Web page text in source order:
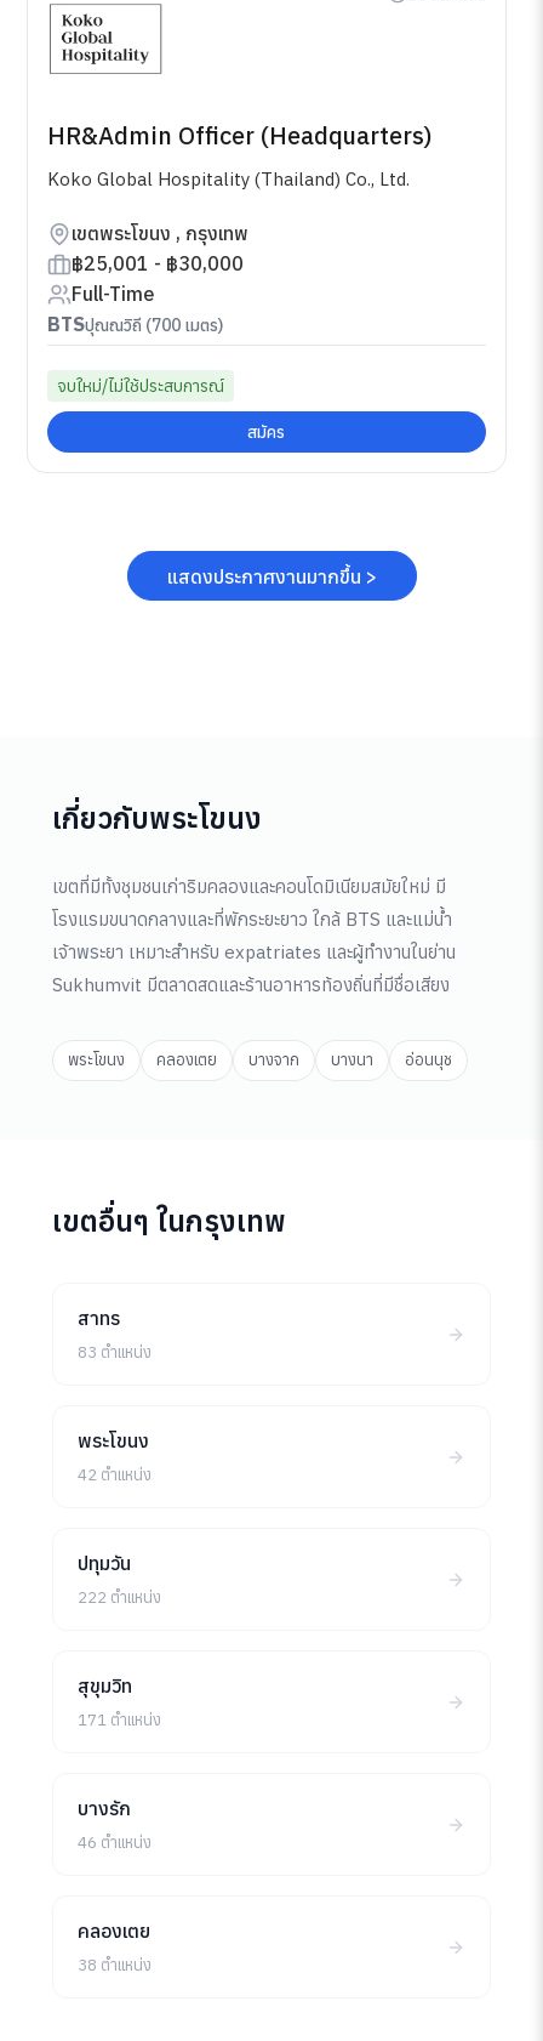
HR&Admin Officer (Headquarters)
Koko Global Hospitality (Thailand) Co., Ltd.
เขตพระโขนง , กรุงเทพ
฿25,001 - ฿30,000
Full-Time
BTSปุณณวิถี (700 เมตร)
จบใหม่/ไม่ใช้ประสบการณ์
สมัคร
แสดงประกาศงานมากขึ้น >
เกี่ยวกับพระโขนง
เขตที่มีทั้งชุมชนเก่าริมคลองและคอนโดมิเนียมสมัยใหม่ มี
โรงแรมขนาดกลางและที่พักระยะยาว ใกล้ BTS และแม่น้ำ
เจ้าพระยา เหมาะสำหรับ expatriates และผู้ทำงานในย่าน
Sukhumvit มีตลาดสดและร้านอาหารท้องถิ่นที่มีชื่อเสียง
พระโขนง คลองเตย บางจาก บางนา อ่อนนุช
เขตอื่นๆ ในกรุงเทพ
สาทร
83 ตำแหน่ง
พระโขนง
42 ตำแหน่ง
ปทุมวัน
222 ตำแหน่ง
สุขุมวิท
171 ตำแหน่ง
บางรัก
46 ตำแหน่ง
คลองเตย
38 ตำแหน่ง